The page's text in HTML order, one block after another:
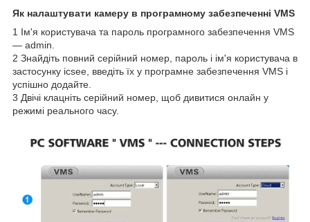
Як налаштувати камеру в програмному забезпеченні VMS
1 Ім'я користувача та пароль програмного забезпечення VMS
— admin.
2 Знайдіть повний серійний номер, пароль і ім'я користувача в
застосунку icsee, введіть їх у програмне забезпечення VMS і
успішно додайте.
3 Двічі клацніть серійний номер, щоб дивитися онлайн у
режимі реального часу.